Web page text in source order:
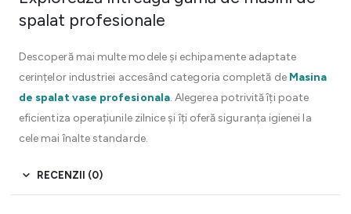
spalat profesionale
Descoperă mai multe modele și echipamente adaptate
cerințelor industriei accesând categoria completă de Masina
de spalat vase profesionala. Alegerea potrivită îți poate
eficientiza operațiunile zilnice și îți oferă siguranța igienei la
cele mai înalte standarde.
RECENZII (0)